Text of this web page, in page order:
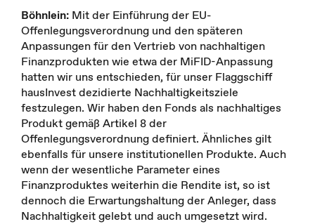
Böhnlein: Mit der Einführung der EU-
Offenlegungsverordnung und den späteren
Anpassungen für den Vertrieb von nachhaltigen
Finanzprodukten wie etwa der MiFID-Anpassung
hatten wir uns entschieden, für unser Flaggschiff
hausInvest dezidierte Nachhaltigkeitsziele
festzulegen. Wir haben den Fonds als nachhaltiges
Produkt gemäß Artikel 8 der
Offenlegungsverordnung definiert. Ähnliches gilt
ebenfalls für unsere institutionellen Produkte. Auch
wenn der wesentliche Parameter eines
Finanzproduktes weiterhin die Rendite ist, so ist
dennoch die Erwartungshaltung der Anleger, dass
Nachhaltigkeit gelebt und auch umgesetzt wird.